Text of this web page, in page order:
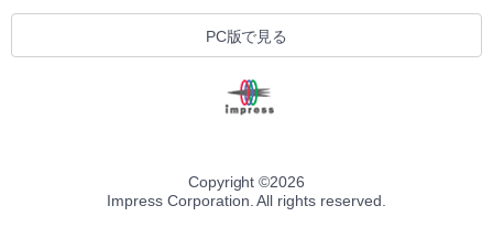
PC版で見る
Copyright ©2026
Impress Corporation. All rights reserved.